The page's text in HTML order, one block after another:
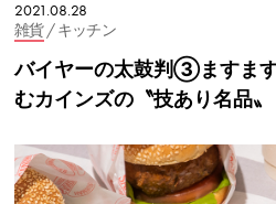
2021.08.28
雑貨/ キッチン
バイヤーの太鼓判③ますま
むカインズの〝技あり名品〟